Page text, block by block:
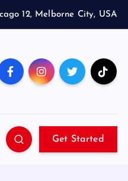
12, Melborne City, USA
Get Started